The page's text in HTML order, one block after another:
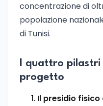
concentrazione di
popolazione
di Tunisi.
I quattro
progetto
Il presidio fisico